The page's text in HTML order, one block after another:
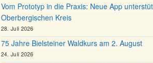
Vom Prototyp in die Praxis: Neue App
Oberbergischen Kreis
28. Juli 2026
75 Jahre Bielsteiner Waldkurs am 2. August
24. Juli 2026